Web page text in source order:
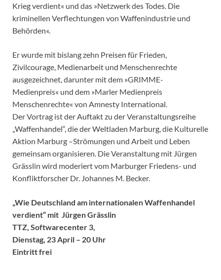
Krieg verdient« und das »Netzwerk des Todes. Die
kriminellen Verflechtungen von Waffenindustrie und
Behörden«.
Er wurde mit bislang zehn Preisen für Frieden,
Zivilcourage, Medienarbeit und Menschenrechte
ausgezeichnet, darunter mit dem »GRIMME-
Medienpreis« und dem »Marler Medienpreis
Menschenrechte« von Amnesty International.
Der Vortrag ist der Auftakt zu der Veranstaltungsreihe
„Waffenhandel“, die der Weltladen Marburg, die Kulturelle
Aktion Marburg –Strömungen und Arbeit und Leben
gemeinsam organisieren. Die Veranstaltung mit Jürgen
Grässlin wird moderiert vom Marburger Friedens- und
Konfliktforscher Dr. Johannes M. Becker.
„Wie Deutschland am internationalen Waffenhandel
verdient“ mit Jürgen Grässlin
TTZ, Softwarecenter 3,
Dienstag, 23 April – 20 Uhr
Eintritt frei